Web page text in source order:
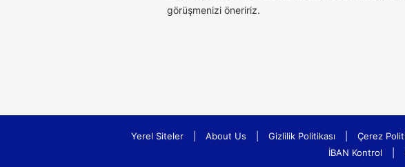
görüşmenizi öneririz.
Yerel Siteler About Us Gizlilik Politikası Çerez
İBAN Kontrol